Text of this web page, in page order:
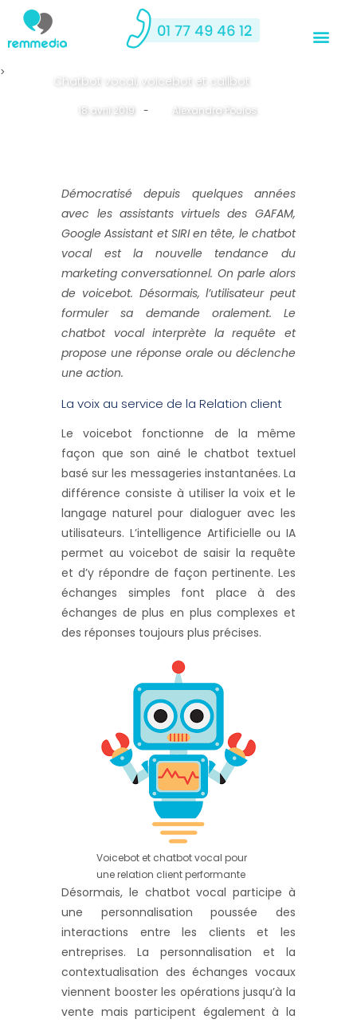
>
Chatbot vocal, voicebot et callbot
18 avril 2019 - Alexandra Poulos
Démocratisé depuis quelques années
avec les assistants virtuels des GAFAM,
Google Assistant et SIRI en tête, le chatbot
vocal est la nouvelle tendance du
marketing conversationnel. On parle alors
de voicebot. Désormais, l’utilisateur peut
formuler sa demande oralement. Le
chatbot vocal interprète la requête et
propose une réponse orale ou déclenche
une action.
La voix au service de la Relation client
Le voicebot fonctionne de la même
façon que son ainé le chatbot textuel
basé sur les messageries instantanées. La
différence consiste à utiliser la voix et le
langage naturel pour dialoguer avec les
utilisateurs. L’intelligence Artificielle ou IA
permet au voicebot de saisir la requête
et d’y répondre de façon pertinente. Les
échanges simples font place à des
échanges de plus en plus complexes et
des réponses toujours plus précises.
Voicebot et chatbot vocal pour
une relation client performante
Désormais, le chatbot vocal participe à
une personnalisation poussée des
interactions entre les clients et les
entreprises. La personnalisation et la
contextualisation des échanges vocaux
viennent booster les opérations jusqu’à la
vente mais participent également à la